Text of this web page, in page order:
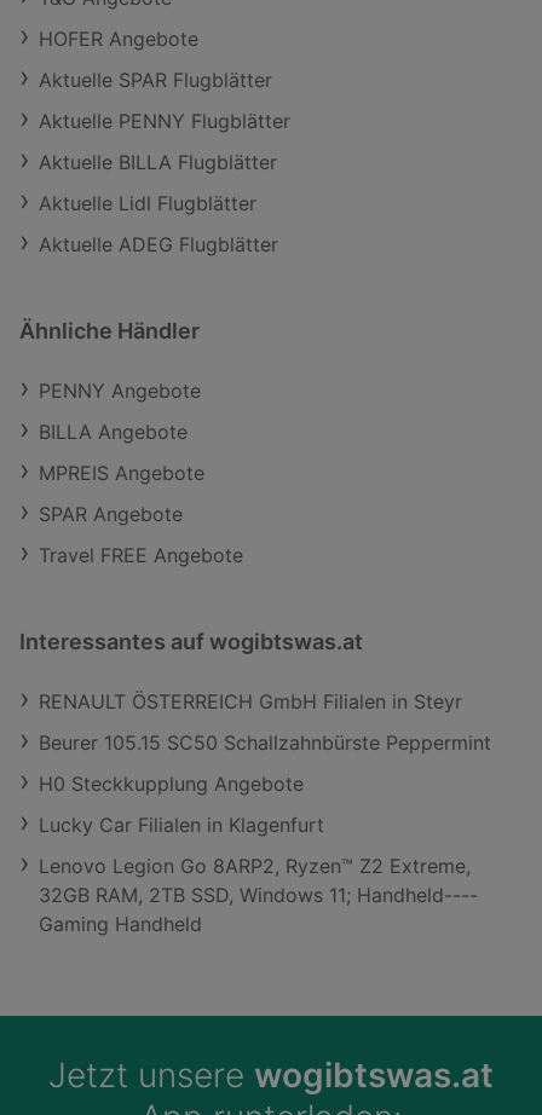
HOFER Angebote
Aktuelle SPAR Flugblätter
Aktuelle PENNY Flugblätter
Aktuelle BILLA Flugblätter
Aktuelle Lidl Flugblätter
Aktuelle ADEG Flugblätter
Ähnliche Händler
PENNY Angebote
BILLA Angebote
MPREIS Angebote
SPAR Angebote
Travel FREE Angebote
Interessantes auf wogibtswas.at
RENAULT ÖSTERREICH GmbH Filialen in Steyr
Beurer 105.15 SC50 Schallzahnbürste Peppermint
H0 Steckkupplung Angebote
Lucky Car Filialen in Klagenfurt
Lenovo Legion Go 8ARP2, Ryzen™ Z2 Extreme,
32GB RAM, 2TB SSD, Windows 11; Handheld----
Gaming Handheld
Jetzt unsere wogibtswas.at